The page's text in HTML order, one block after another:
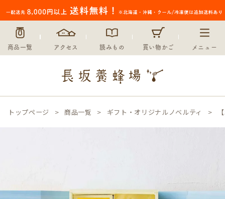
商品一覧 アクセス 読みもの 買い物かご メニュー
トップページ 商品一覧 ギフト・オリジナルノベルティ